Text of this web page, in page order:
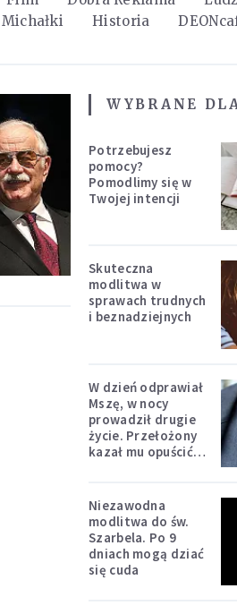
Michałki
Historia
WYBRANE
Potrzebujesz
pomocy?
Pomodlimy się w
Twojej intencji
Skuteczna
modlitwa w
sprawach trudnych
i beznadziejnych
W dzień odprawiał
Mszę, w nocy
prowadził drugie
życie. Przełożony
kazał mu opuścić
Niezawodna
modlitwa do św.
Szarbela. Po 9
dniach mogą dziać
się cuda